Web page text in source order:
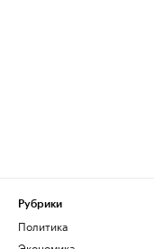
Рубрики
Политика